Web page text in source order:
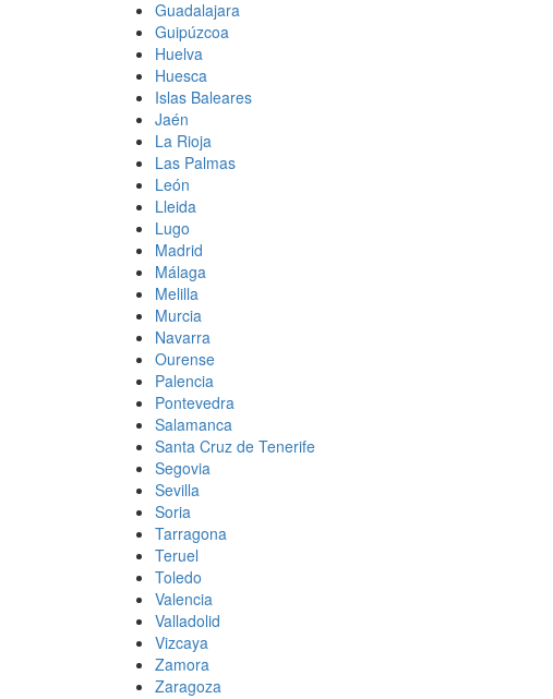
Guadalajara
Guipúzcoa
Huelva
Huesca
Islas Baleares
Jaén
La Rioja
Las Palmas
León
Lleida
Lugo
Madrid
Málaga
Melilla
Murcia
Navarra
Ourense
Palencia
Pontevedra
Salamanca
Santa Cruz de Tenerife
Segovia
Sevilla
Soria
Tarragona
Teruel
Toledo
Valencia
Valladolid
Vizcaya
Zamora
Zaragoza